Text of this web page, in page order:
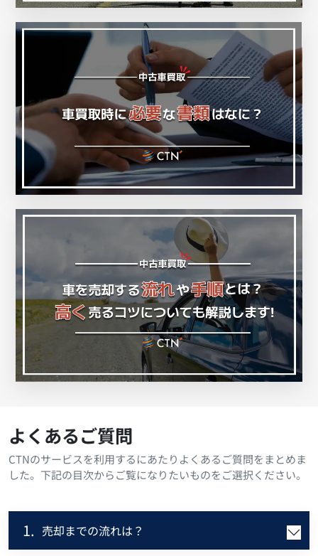
よくあるご質問
CTNのサービスを利用するにあたりよくあるご質問をまとめま
した。下記の目次からご覧になりたいものをご選択ください。
1. 売却までの流れは？